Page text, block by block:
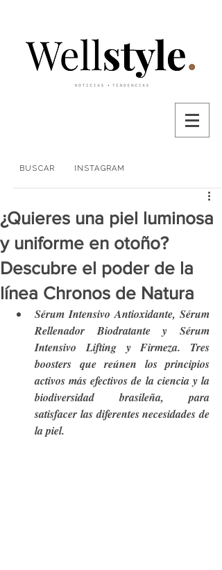
BUSCAR INSTAGRAM
¿Quieres una piel luminosa
y uniforme en otoño?
Descubre el poder de la
línea Chronos de Natura
Sérum Intensivo Antioxidante, Sérum
Rellenador Biodratante y Sérum
Intensivo Lifting y Firmeza. Tres
boosters que reúnen los principios
activos más efectivos de la ciencia y la
biodiversidad brasileña, para
satisfacer las diferentes necesidades de
la piel.